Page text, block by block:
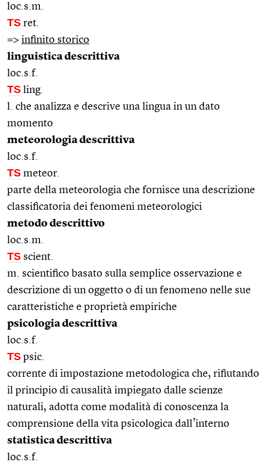
loc.s.m.
TS ret.
=> infinito storico
linguistica descrittiva
loc.s.f.
TS ling.
l. che analizza e descrive una lingua in un dato
momento
meteorologia descrittiva
loc.s.f.
TS meteor.
parte della meteorologia che fornisce una descrizione
classificatoria dei fenomeni meteorologici
metodo descrittivo
loc.s.m.
TS scient.
m. scientifico basato sulla semplice osservazione e
descrizione di un oggetto o di un fenomeno nelle sue
caratteristiche e proprietà empiriche
psicologia descrittiva
loc.s.f.
TS psic.
corrente di impostazione metodologica che, rifiutando
il principio di causalità impiegato dalle scienze
naturali, adotta come modalità di conoscenza la
comprensione della vita psicologica dall’interno
statistica descrittiva
loc.s.f.